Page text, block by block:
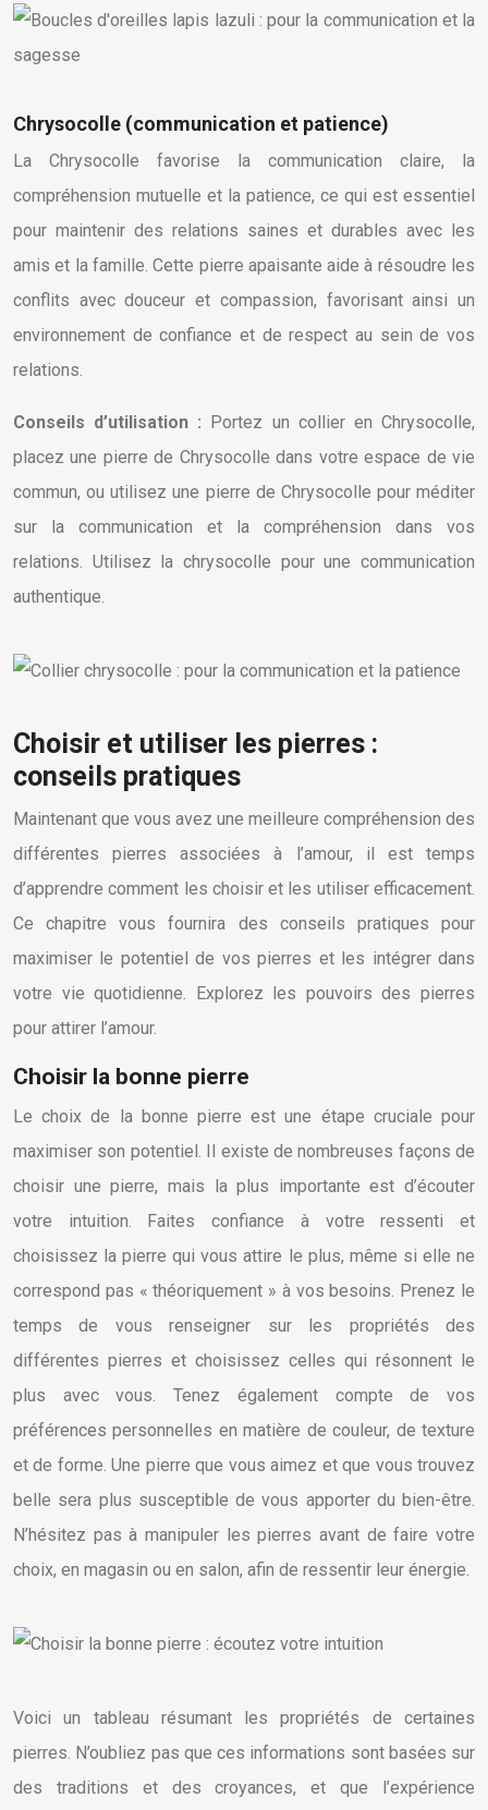
Chrysocolle (communication et patience)
La Chrysocolle favorise la communication claire, la
compréhension mutuelle et la patience, ce qui est essentiel
pour maintenir des relations saines et durables avec les
amis et la famille. Cette pierre apaisante aide à résoudre les
conflits avec douceur et compassion, favorisant ainsi un
environnement de confiance et de respect au sein de vos
relations.
Conseils d’utilisation : Portez un collier en Chrysocolle,
placez une pierre de Chrysocolle dans votre espace de vie
commun, ou utilisez une pierre de Chrysocolle pour méditer
sur la communication et la compréhension dans vos
relations. Utilisez la chrysocolle pour une communication
authentique.
Choisir et utiliser les pierres :
conseils pratiques
Maintenant que vous avez une meilleure compréhension des
différentes pierres associées à l’amour, il est temps
d’apprendre comment les choisir et les utiliser efficacement.
Ce chapitre vous fournira des conseils pratiques pour
maximiser le potentiel de vos pierres et les intégrer dans
votre vie quotidienne. Explorez les pouvoirs des pierres
pour attirer l’amour.
Choisir la bonne pierre
Le choix de la bonne pierre est une étape cruciale pour
maximiser son potentiel. Il existe de nombreuses façons de
choisir une pierre, mais la plus importante est d’écouter
votre intuition. Faites confiance à votre ressenti et
choisissez la pierre qui vous attire le plus, même si elle ne
correspond pas « théoriquement » à vos besoins. Prenez le
temps de vous renseigner sur les propriétés des
différentes pierres et choisissez celles qui résonnent le
plus avec vous. Tenez également compte de vos
préférences personnelles en matière de couleur, de texture
et de forme. Une pierre que vous aimez et que vous trouvez
belle sera plus susceptible de vous apporter du bien-être.
N’hésitez pas à manipuler les pierres avant de faire votre
choix, en magasin ou en salon, afin de ressentir leur énergie.
Voici un tableau résumant les propriétés de certaines
pierres. N’oubliez pas que ces informations sont basées sur
des traditions et des croyances, et que l’expérience